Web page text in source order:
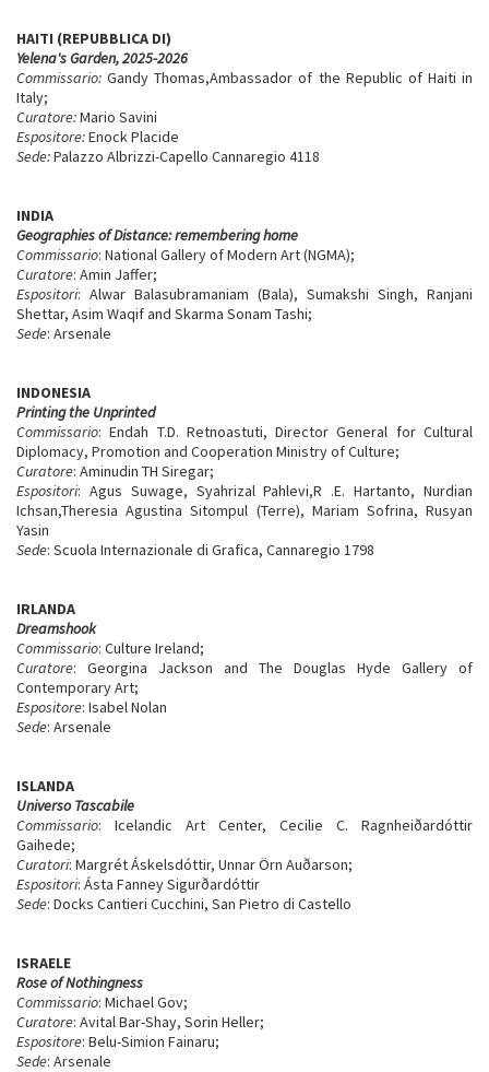
HAITI (REPUBBLICA DI)
Yelena's Garden, 2025-2026
Commissario:Gandy Thomas,Ambassador of the Republic of Haiti in
Italy;
Curatore:Mario Savini
Espositore:Enock Placide
Sede:Palazzo Albrizzi-Capello Cannaregio 4118
INDIA
Geographies of Distance: remembering home
Commissario: National Gallery of Modern Art (NGMA);
Curatore: Amin Jaffer;
Espositori: Alwar Balasubramaniam (Bala), Sumakshi Singh, Ranjani
Shettar, Asim Waqif and Skarma Sonam Tashi;
Sede: Arsenale
INDONESIA
Printing the Unprinted
Commissario: Endah T.D. Retnoastuti, Director General for Cultural
Diplomacy, Promotion and Cooperation Ministry of Culture;
Curatore: Aminudin TH Siregar;
Espositori: Agus Suwage, Syahrizal Pahlevi,R .E. Hartanto, Nurdian
Ichsan,Theresia Agustina Sitompul (Terre), Mariam Sofrina, Rusyan
Yasin
Sede: Scuola Internazionale di Grafica, Cannaregio 1798
IRLANDA
Dreamshook
Commissario: Culture Ireland;
Curatore: Georgina Jackson and The Douglas Hyde Gallery of
Contemporary Art;
Espositore: Isabel Nolan
Sede: Arsenale
ISLANDA
Universo Tascabile
Commissario: Icelandic Art Center, Cecilie C. Ragnheiðardóttir
Gaihede;
Curatori: Margrét Áskelsdóttir, Unnar Örn Auðarson;
Espositori: Ásta Fanney Sigurðardóttir
Sede: Docks Cantieri Cucchini, San Pietro di Castello
ISRAELE
Rose of Nothingness
Commissario: Michael Gov;
Curatore: Avital Bar-Shay, Sorin Heller;
Espositore: Belu-Simion Fainaru;
Sede: Arsenale